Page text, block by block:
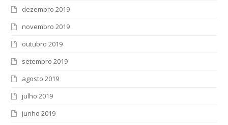
dezembro 2019
novembro 2019
outubro 2019
setembro 2019
agosto 2019
julho 2019
junho 2019